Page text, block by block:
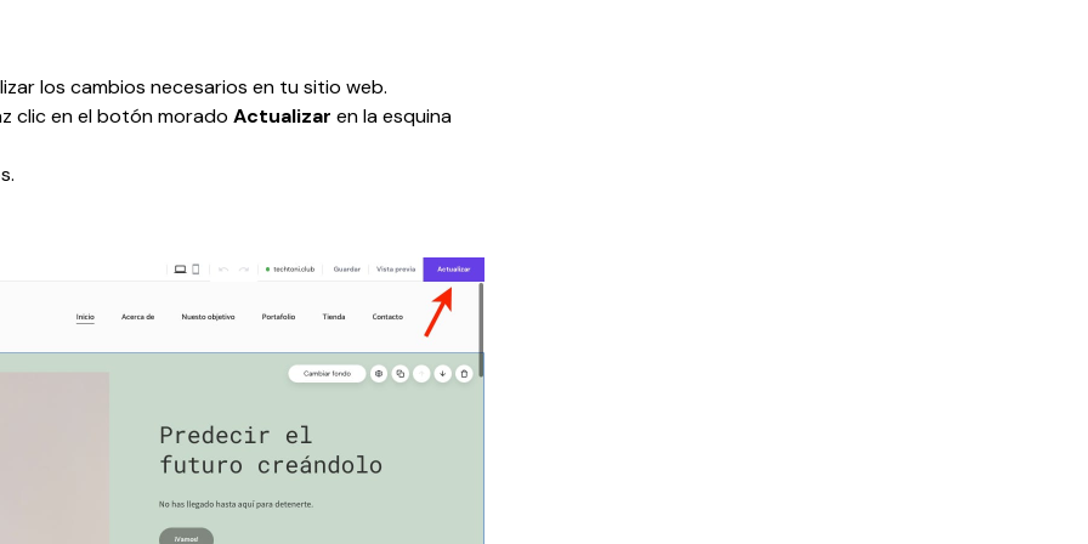
los cambios necesarios en tu sitio web.
clic en el botón morado Actualizar en la esquina